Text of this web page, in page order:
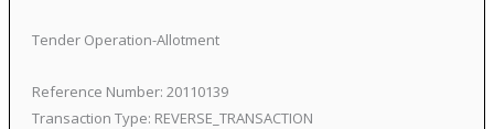
Tender Operation-Allotment
Reference Number: 20110139
Transaction Type: REVERSE_TRANSACTION